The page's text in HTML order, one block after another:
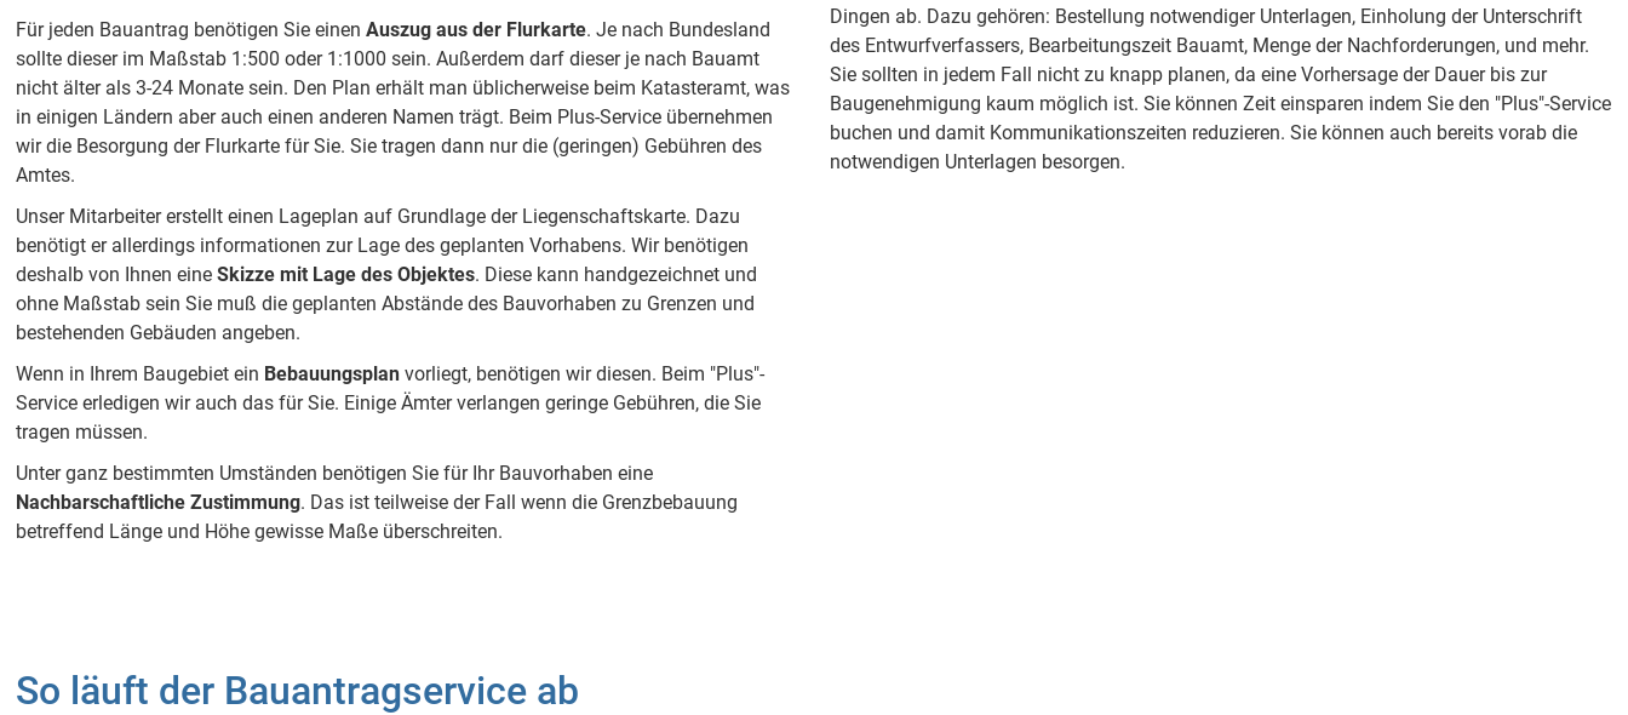
Für jeden Bauantrag benötigen Sie einenAuszug aus der Flurkarte. Je nach Bundesland
sollte dieser im Maßstab 1:500 oder 1:1000 sein. Außerdem darf dieser je nach Bauamt
nicht älter als 3-24 Monate sein. Den Plan erhält man üblicherweise beim Katasteramt, was
in einigen Ländern aber auch einen anderen Namen trägt. Beim Plus-Service übernehmen
wir die Besorgung der Flurkarte für Sie. Sie tragen dann nur die (geringen) Gebühren des
Amtes.
Unser Mitarbeiter erstellt einen Lageplan auf Grundlage der Liegenschaftskarte. Dazu
benötigt er allerdings informationen zur Lage des geplanten Vorhabens. Wir benötigen
deshalb von Ihnen eineSkizze mit Lage des Objektes. Diese kann handgezeichnet und
ohne Maßstab sein Sie muß die geplanten Abstände des Bauvorhaben zu Grenzen und
bestehenden Gebäuden angeben.
Wenn in Ihrem Baugebiet ein Bebauungsplan vorliegt, benötigen wir diesen. Beim "Plus"-
Service erledigen wir auch das für Sie. Einige Ämter verlangen geringe Gebühren, die Sie
tragen müssen.
Unter ganz bestimmten Umständen benötigen Sie für Ihr Bauvorhaben eine
Nachbarschaftliche Zustimmung. Das ist teilweise der Fall wenn die Grenzbebauung
betreffend Länge und Höhe gewisse Maße überschreiten.
Dingen ab. Dazu gehören: Bestellung notwendiger Unterlagen, Einholung der Unterschrift
des Entwurfverfassers, Bearbeitungszeit Bauamt, Menge der Nachforderungen, und mehr.
Sie sollten in jedem Fall nicht zu knapp planen, da eine Vorhersage der Dauer bis zur
Baugenehmigung kaum möglich ist. Sie können Zeit einsparen indem Sie den "Plus"-Service
buchen und damit Kommunikationszeiten reduzieren. Sie können auch bereits vorab die
notwendigen Unterlagen besorgen.
So läuft der Bauantragservice ab